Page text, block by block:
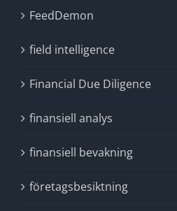
FeedDemon
field intelligence
Financial Due Diligence
finansiell analys
finansiell bevakning
företagsbesiktning